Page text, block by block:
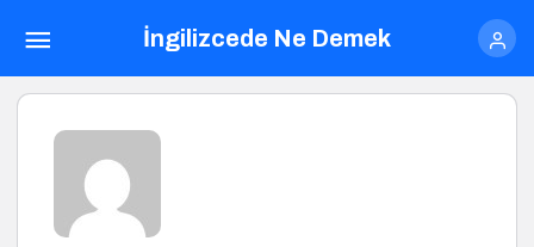
İngilizcede Ne Demek